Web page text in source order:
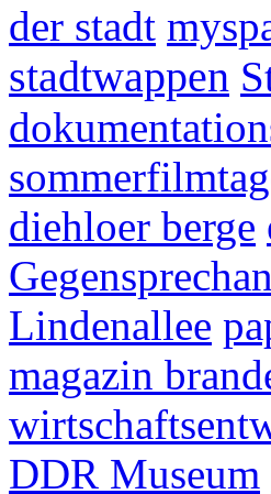
der stadt
stadtwappen
diehloer berge
Lindenallee
magazin
DDR Museum